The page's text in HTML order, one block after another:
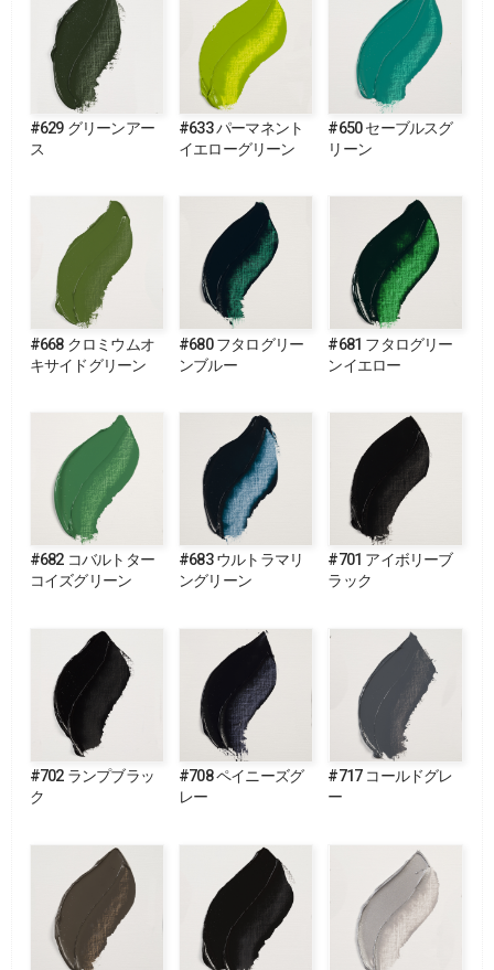
#629 グリーンアー
ス
#633 パーマネント
イエローグリーン
#650 セーブルスグ
リーン
#668 クロミウムオ
キサイドグリーン
#680 フタログリー
ンブルー
#681 フタログリー
ンイエロー
#682 コバルトター
コイズグリーン
#683 ウルトラマリ
ングリーン
#701 アイボリーブ
ラック
#702 ランプブラッ
ク
#708 ペイニーズグ
レー
#717 コールドグレ
ー